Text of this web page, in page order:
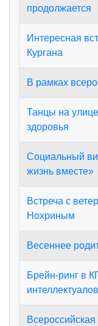
продолжается
Интересная
Кургана
В рамках
Танцы на
здоровья
Социальный
жизнь вместе»
Встреча с
Нохриным
Весеннее
Брейн-ринг в
интеллектуалов